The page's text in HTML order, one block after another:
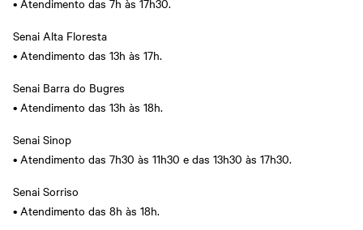
Senai Alta Floresta
• Atendimento das 13h às 17h.
Senai Barra do Bugres
• Atendimento das 13h às 18h.
Senai Sinop
• Atendimento das 7h30 às 11h30 e das 13h30 às 17h30.
Senai Sorriso
• Atendimento das 8h às 18h.